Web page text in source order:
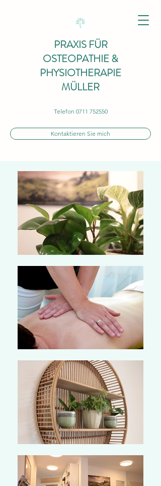
PRAXIS FÜR
OSTEOPATHIE &
PHYSIOTHERAPIE
MÜLLER
Telefon 0711 752550
Kontaktieren Sie mich